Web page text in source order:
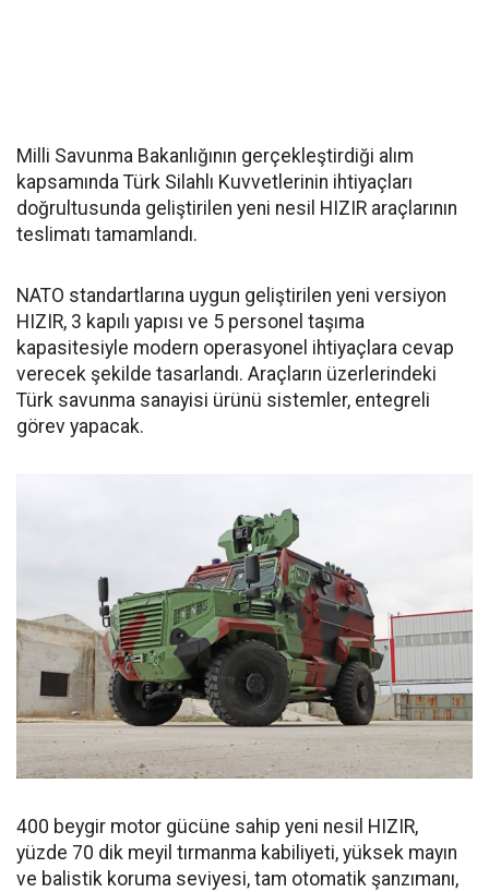
Milli Savunma Bakanlığının gerçekleştirdiği alım
kapsamında Türk Silahlı Kuvvetlerinin ihtiyaçları
doğrultusunda geliştirilen yeni nesil HIZIR araçlarının
teslimatı tamamlandı.
NATO standartlarına uygun geliştirilen yeni versiyon
HIZIR, 3 kapılı yapısı ve 5 personel taşıma
kapasitesiyle modern operasyonel ihtiyaçlara cevap
verecek şekilde tasarlandı. Araçların üzerlerindeki
Türk savunma sanayisi ürünü sistemler, entegreli
görev yapacak.
400 beygir motor gücüne sahip yeni nesil HIZIR,
yüzde 70 dik meyil tırmanma kabiliyeti, yüksek mayın
ve balistik koruma seviyesi, tam otomatik şanzımanı,